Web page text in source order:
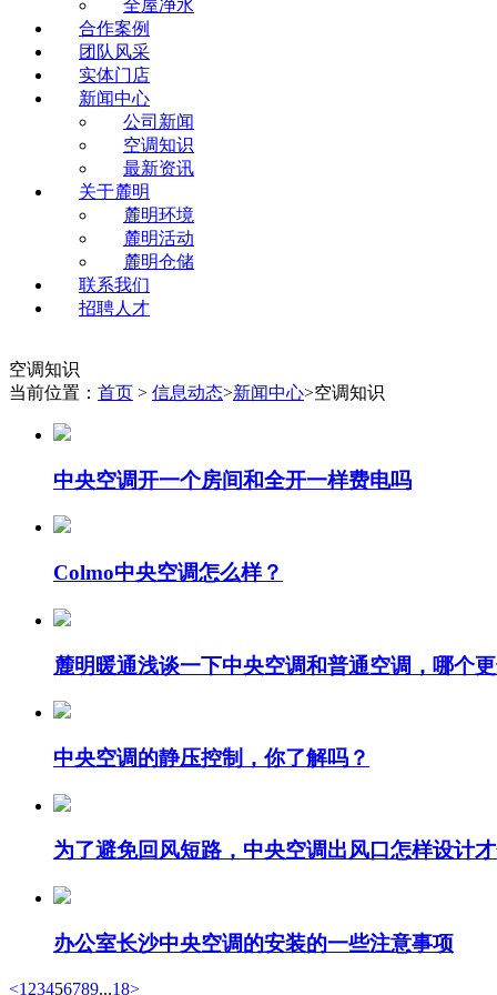
全屋净水
合作案例
团队风采
实体门店
新闻中心
公司新闻
空调知识
最新资讯
关于麓明
麓明环境
麓明活动
麓明仓储
联系我们
招聘人才
空调知识
当前位置： 首页 > 信息动态>新闻中心>空调知识
中央空调开一个房间和全开一样费电吗
Colmo中央空调怎么样？
麓明暖通浅谈一下中央空调和普通空调，哪个
​中央空调的静压控制，你了解吗？
为了避免回风短路，中央空调出风口怎样设计
办公室长沙中央空调的安装的一些注意事项
<1 23456789...18>